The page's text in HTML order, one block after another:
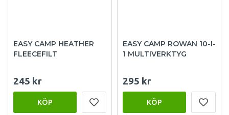
EASY CAMP HEATHER
FLEECEFILT
245 kr
KÖP
EASY CAMP ROWAN 10-I-
1 MULTIVERKTYG
295 kr
KÖP